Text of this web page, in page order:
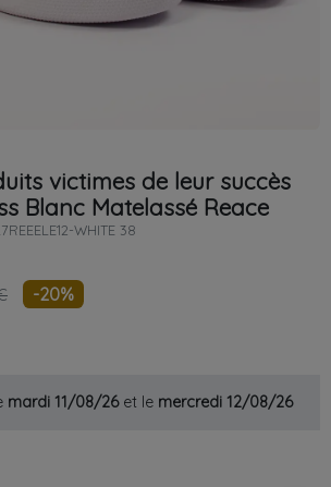
victimes de leur succès
Blanc Matelassé Reace
WHITE 38
-20%
mardi 11/08/26et le mercredi 12/08/26